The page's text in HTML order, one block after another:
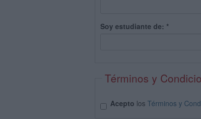
Soy estudiante de: *
Términos y
Acepto los Términos y